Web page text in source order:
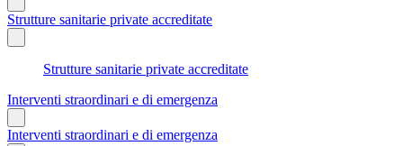
Strutture sanitarie private accreditate
Strutture sanitarie private accreditate
Interventi straordinari e di emergenza
Interventi straordinari e di emergenza